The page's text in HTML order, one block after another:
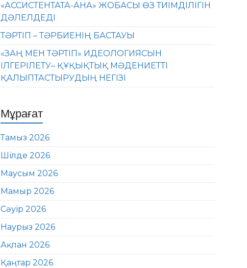
«АССИСТЕНТАТА-АНА» ЖОБАСЫ ӨЗ ТИІМДІЛІГІН
ДӘЛЕЛДЕДІ
ТӘРТІП – ТӘРБИЕНІҢ БАСТАУЫ
«ЗАҢ МЕН ТӘРТІП» ИДЕОЛОГИЯСЫН
ІЛГЕРІЛЕТУ– ҚҰҚЫҚТЫҚ МӘДЕНИЕТТІ
ҚАЛЫПТАСТЫРУДЫҢ НЕГІЗІ
Мұрағат
Тамыз 2026
Шілде 2026
Маусым 2026
Мамыр 2026
Сәуір 2026
Наурыз 2026
Ақпан 2026
Қаңтар 2026